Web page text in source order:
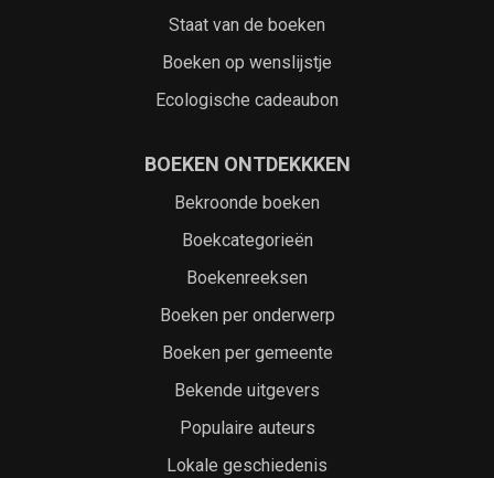
Staat van de boeken
Boeken op wenslijstje
Ecologische cadeaubon
BOEKEN ONTDEKKKEN
Bekroonde boeken
Boekcategorieën
Boekenreeksen
Boeken per onderwerp
Boeken per gemeente
Bekende uitgevers
Populaire auteurs
Lokale geschiedenis